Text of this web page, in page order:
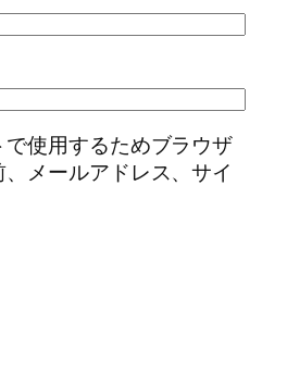
使用するためブラウザ
メールアドレス、サイ